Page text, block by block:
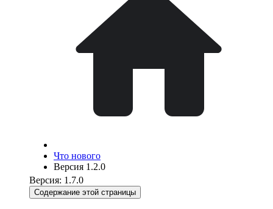
Что нового
Версия 1.2.0
Версия: 1.7.0
Содержание этой страницы